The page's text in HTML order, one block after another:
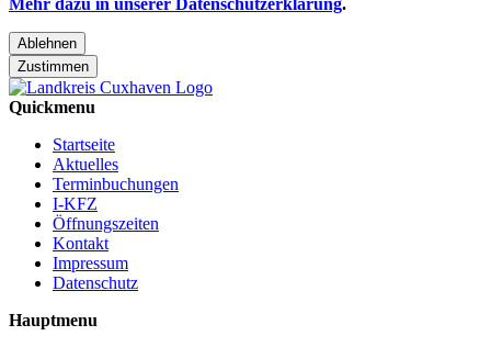
Mehr dazu in unserer Datenschutzerklärung.
Ablehnen
Zustimmen
Quickmenu
Startseite
Aktuelles
Terminbuchungen
I-KFZ
Öffnungszeiten
Kontakt
Impressum
Datenschutz
Hauptmenu